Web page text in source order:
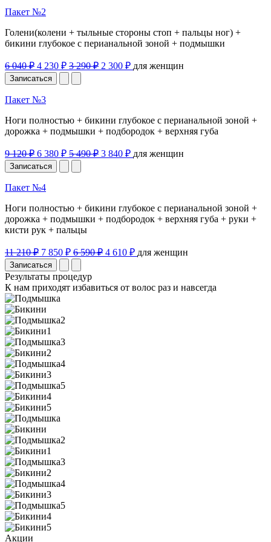
Пакет №2
Голени(колени + тыльные стороны стоп + пальцы ног) +
бикини глубокое с перианальной зоной + подмышки
6 040 ₽ 4 230 ₽ 3 290 ₽ 2 300 ₽ для женщин
Записаться
Пакет №3
Ноги полностью + бикини глубокое с перианальной зоной +
дорожка + подмышки + подбородок + верхняя губа
9 120 ₽ 6 380 ₽ 5 490 ₽ 3 840 ₽ для женщин
Записаться
Пакет №4
Ноги полностью + бикини глубокое с перианальной зоной +
дорожка + подмышки + подбородок + верхняя губа + руки +
кисти рук + пальцы
11 210 ₽ 7 850 ₽ 6 590 ₽ 4 610 ₽ для женщин
Записаться
Результаты процедур
К нам приходят избавиться от волос раз и навсегда
Акции